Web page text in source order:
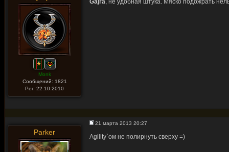
Monk
Сообщений: 1821
Рег. 22.10.2010
Gajra, не удобная штука. Мяско подожрать
Parker
21 марта 2013 20:27
Agility`ом не полирнуть сверху =)